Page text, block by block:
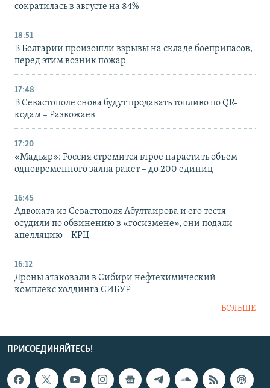
сократилась в августе на 84%
18:51
В Болгарии произошли взрывы на складе боеприпасов,
перед этим возник пожар
17:48
В Севастополе снова будут продавать топливо по QR-
кодам – Развожаев
17:20
«Мадьяр»: Россия стремится втрое нарастить объем
одновременного залпа ракет – до 200 единиц
16:45
Адвоката из Севастополя Абултаирова и его тестя
осудили по обвинению в «госизмене», они подали
апелляцию – КРЦ
16:12
Дроны атаковали в Сибири нефтехимический
комплекс холдинга СИБУР
БОЛЬШЕ
ПРИСОЕДИНЯЙТЕСЬ!